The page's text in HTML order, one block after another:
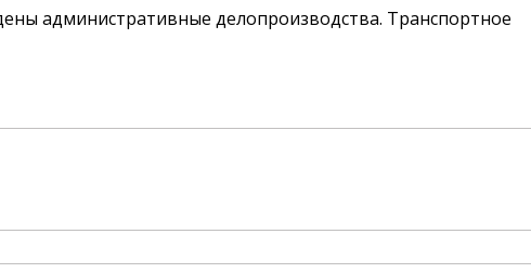
административные делопроизводства. Транспортное